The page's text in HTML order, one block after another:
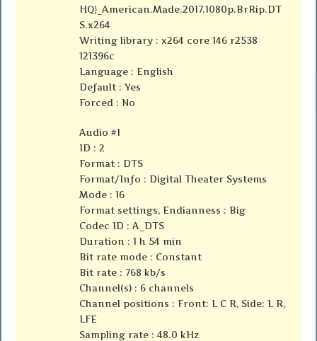
HQ}_American.Made.2017.1080p.BrRip.DT
S.x264
Writing library : x264 core 146 r2538
121396c
Language : English
Default : Yes
Forced : No
Audio #1
ID : 2
Format : DTS
Format/Info : Digital Theater Systems
Mode : 16
Format settings, Endianness : Big
Codec ID : A_DTS
Duration : 1 h 54 min
Bit rate mode : Constant
Bit rate : 768 kb/s
Channel(s) : 6 channels
Channel positions : Front: L C R, Side: L R,
LFE
Sampling rate : 48.0 kHz